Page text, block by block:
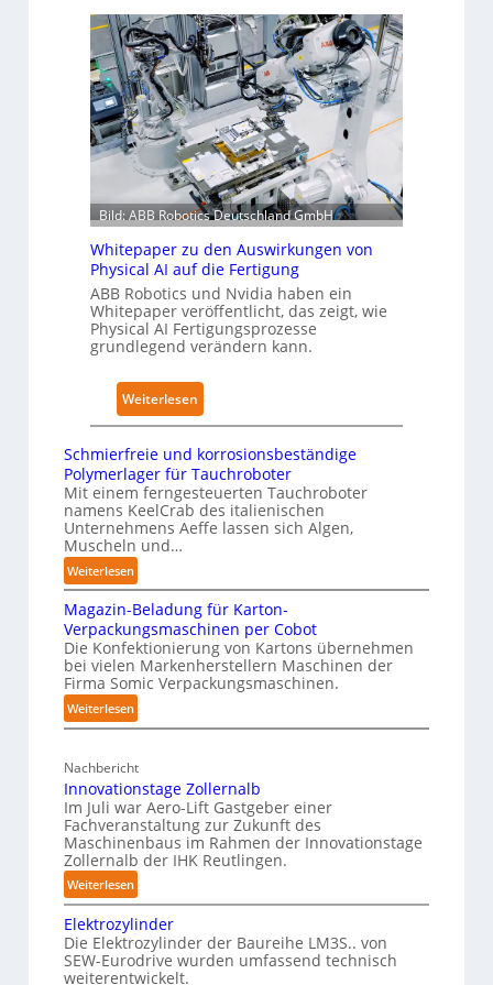
n
g
n
a
c
h
I
E
C
6
2
4
4
3
-
2
t
g
l
o
b
l
e
s
T
r
a
i
n
i
g
s
e
t
z
w
k
f
ü
r
P
y
i
c
a
l
t
o
n
o
m
e
L
ö
s
u
n
g
e
n
s
t
N
o
t
s
d
i
m
K
k
e
n
h
u
Bild: ABB Robotics Deutschland GmbH
Whitepaper zu den Auswirkungen von
Physical AI auf die Fertigung
ABB Robotics und Nvidia haben ein
Whitepaper veröffentlicht, das zeigt, wie
Physical AI Fertigungsprozesse
grundlegend verändern kann.
Weiterlesen
W
h
i
t
e
p
e
r
z
u
u
s
w
k
n
Schmierfreie und korrosionsbeständige
Polymerlager für Tauchroboter
Mit einem ferngesteuerten Tauchroboter
namens KeelCrab des italienischen
Unternehmens Aeffe lassen sich Algen,
Muscheln und…
Weiterlesen:
S
c
h
m
i
e
r
e
i
e
u
n
d
k
o
r
r
Magazin-Beladung für Karton-
Verpackungsmaschinen per Cobot
Die Konfektionierung von Kartons übernehmen
bei vielen Markenherstellern Maschinen der
Firma Somic Verpackungsmaschinen.
Weiterlesen:
M
g
a
z
i
n
-
B
e
l
a
d
Nachbericht
Innovationstage Zollernalb
Im Juli war Aero-Lift Gastgeber einer
Fachveranstaltung zur Zukunft des
Maschinenbaus im Rahmen der Innovationstage
Zollernalb der IHK Reutlingen.
Weiterlesen:
I
n
n
o
Elektrozylinder
Die Elektrozylinder der Baureihe LM3S.. von
SEW-Eurodrive wurden umfassend technisch
weiterentwickelt.